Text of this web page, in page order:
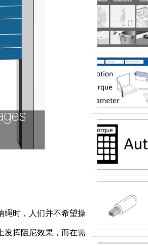
绳时，人们并不希望操
发挥阻尼效果，而在需